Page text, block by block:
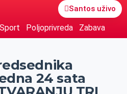
Santos uživo
Sport Poljoprivreda Zabava
24 sata